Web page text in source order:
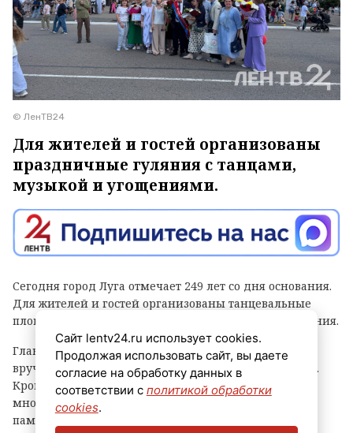
© ЛенТВ24
Для жителей и гостей организованы
праздничные гуляния с танцами,
музыкой и угощениями.
Сегодня город Луга отмечает 249 лет со дня основания.
Для жителей и гостей организованы танцевальные
площадки, выступления духовых оркестров и угощения.
Главным событием праздника стала церемония
вручения знака «Почетный гражданин города Луга».
Кроме того, региональные власти отметили
многодетные семьи муниципалитета, вручив им
памятные награды и благодарственные письма.
Сайт lentv24.ru использует cookies.
Продолжая использовать сайт, вы даете
согласие на обработку данных в
соответствии с политикой обработки
cookies.